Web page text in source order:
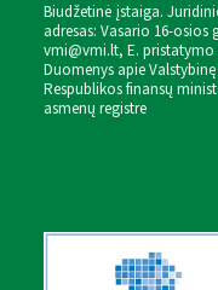
Biudžetinė įstaiga.
adresas: Vasario 16-osios
vmi@vmi.lt, E. pristatymo
Duomenys apie
Respublikos finansų
asmenų registre